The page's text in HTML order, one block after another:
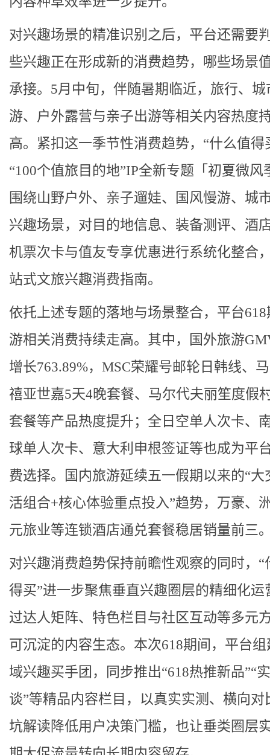
对兴趣场景的精准识别之后，平台还需要
些兴趣正在形成新的消费趋势，哪些场景
承接。5月中旬，伴随暑期临近，旅行、城
游、户外露营与亲子出游等相关内容热度
高。紧扣这一季节性消费趋势，“什么值得
“100个值旅目的地”IP全新专题「初夏微风
围绕山野户外、亲子遛娃、国风慢游、城
兴趣场景，对目的地信息、装备测评、酒
机票次卡与值友专享优惠进行系统化整合
站式文旅兴趣消费指南。
依托上述专题的落地与场景整合，平台
游相关消费持续走高。其中，国外旅游
增长763.89%，MSC荣耀号邮轮日韩线、
禧亚世嘉5天4晚套餐、马尔代夫丽笙度假
套餐等产品热度提升；全日空单人次卡、
球单人次卡、意大利申根签证等也成为平
费选择。国内旅游延续五一假期以来的“大
活组合+核心体验重点投入”趋势，万豪、
元旅业等连锁酒店通兑套餐稳居销量前三
对兴趣消费趋势保持前瞻性观察的同时，“
得买”进一步聚焦垂直兴趣圈层的精细化运
过达人矩阵、特色栏目与社区互动等多元
可沉淀的内容生态。本次618期间，平台
域兴趣买手团，同步推出“618热推新品”“
谈”等精品内容栏目，以真实实测、横向对
坑解读降低用户决策门槛，也让垂类圈层